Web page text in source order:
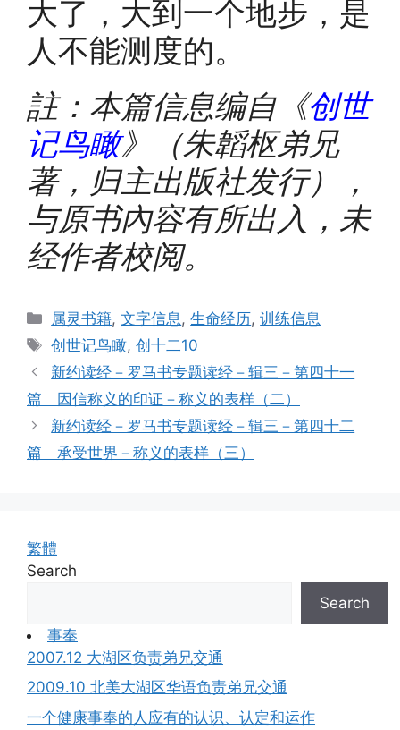
大了，大到一个地步，是
人不能测度的。
註：本篇信息编自《创世
记鸟瞰》（朱韜枢弟兄
著，归主出版社发行），
与原书內容有所出入，未
经作者校阅。
Categories
属灵书籍,文字信息 ,生命经历,训练信息
Tags
创世记鸟瞰,创十二10
新约读经－罗马书专题读经－辑三－第四十一
篇 因信称义的印证－称义的表样（二）
新约读经－罗马书专题读经－辑三－第四十二
篇 承受世界－称义的表样（三）
繁體
Search
Search
事奉
2007.12 大湖区负责弟兄交通
2009.10 北美大湖区华语负责弟兄交通
一个健康事奉的人应有的认识、认定和运作